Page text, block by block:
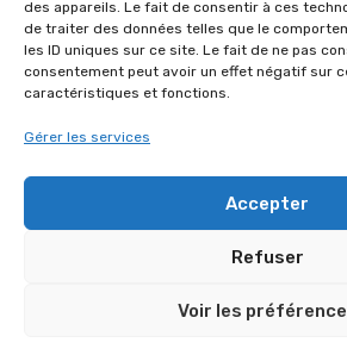
des appareils. Le fait de consentir à ces
de traiter des données telles que le
les ID uniques sur ce site. Le fait de ne pas
consentement peut avoir un effet négatif sur
caractéristiques et fonctions.
Gérer les services
Accepter
Refuser
Voir les
Kit